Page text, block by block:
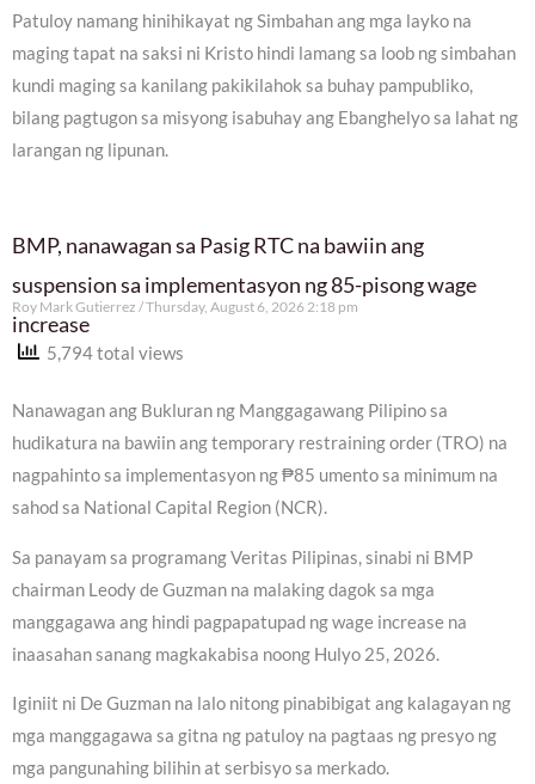
Patuloy namang hinihikayat ng Simbahan ang mga layko na
maging tapat na saksi ni Kristo hindi lamang sa loob ng simbahan
kundi maging sa kanilang pakikilahok sa buhay pampubliko,
bilang pagtugon sa misyong isabuhay ang Ebanghelyo sa lahat ng
larangan ng lipunan.
BMP, nanawagan sa Pasig RTC na bawiin ang
suspension sa implementasyon ng 85-pisong wage
increase
Roy Mark Gutierrez Thursday, August 6, 2026 2:18 pm
5,794 total views
Nanawagan ang Bukluran ng Manggagawang Pilipino sa
hudikatura na bawiin ang temporary restraining order (TRO) na
nagpahinto sa implementasyon ng ₱85 umento sa minimum na
sahod sa National Capital Region (NCR).
Sa panayam sa programang Veritas Pilipinas, sinabi ni BMP
chairman Leody de Guzman na malaking dagok sa mga
manggagawa ang hindi pagpapatupad ng wage increase na
inaasahan sanang magkakabisa noong Hulyo 25, 2026.
Iginiit ni De Guzman na lalo nitong pinabibigat ang kalagayan ng
mga manggagawa sa gitna ng patuloy na pagtaas ng presyo ng
mga pangunahing bilihin at serbisyo sa merkado.